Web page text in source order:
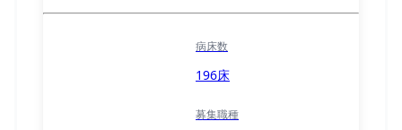
病床数
196床
募集職種